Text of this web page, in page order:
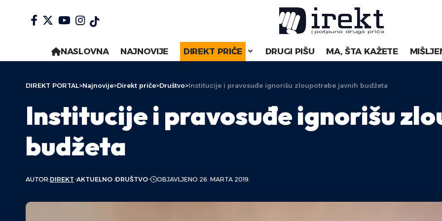
NASLOVNA NAJNOVIJE DIREKT PRIČE DRUGI PIŠU MA, ŠTA KAŽETE
DIREKT PORTAL>Najnovije>Direkt priče>Društvo>Institucije i pravosuđe ignorišu zloupotrebe javnih budžeta
Institucije i pravosuđe ignorišu
budžeta
AUTOR:DIREKT AKTUELNO DRUŠTVO OBJAVLJENO 26. MARTA 2019.